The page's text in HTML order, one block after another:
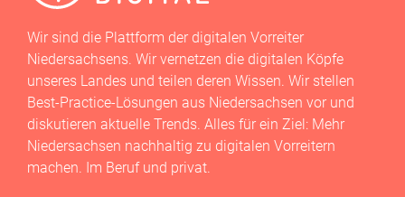
Wir sind die Plattform der digitalen Vorreiter
Niedersachsens. Wir vernetzen die digitalen Köpfe
unseres Landes und teilen deren Wissen. Wir stellen
Best-Practice-Lösungen aus Niedersachsen vor und
diskutieren aktuelle Trends. Alles für ein Ziel: Mehr
Niedersachsen nachhaltig zu digitalen Vorreitern
machen. Im Beruf und privat.